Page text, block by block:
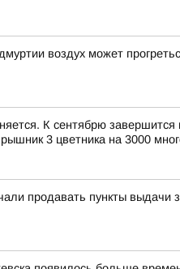
воздух может
К сентябрю
3 цветника на 3000
продавать пункты выдачи